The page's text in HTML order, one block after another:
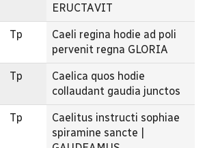
ERUCTAVIT
Tp
Caeli regina hodie ad poli
pervenit regna GLORIA
Tp
Caelica quos hodie
collaudant gaudia junctos
Tp
Caelitus instructi sophiae
spiramine sancte |